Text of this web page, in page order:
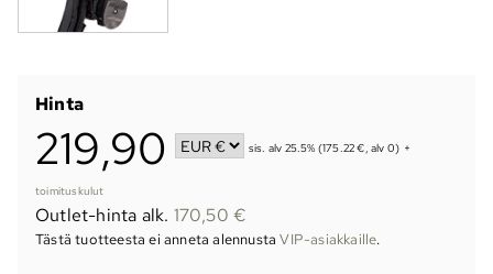
Hinta
219,90 sis. alv 25.5% (175.22 €, alv 0) +
toimituskulut
Outlet-hinta alk. 170,50 €
Tästä tuotteesta ei anneta alennustaVIP-asiakkaille.